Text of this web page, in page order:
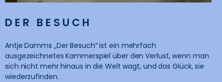
DER BESUCH
Antje Damms „Der Besuch“ ist ein mehrfach
ausgezeichnetes Kammerspiel über den Verlust, wenn man
sich nicht mehr hinaus in die Welt wagt, und das Glück, sie
wiederzufinden.